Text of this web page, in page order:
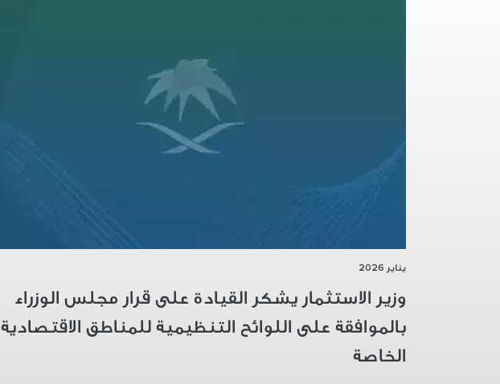
يناير 2026
وزير الاستثمار يشكر القيادة على قرار مجلس الوزراء
بالموافقة على اللوائح التنظيمية للمناطق الاقتصادية
الخاصة